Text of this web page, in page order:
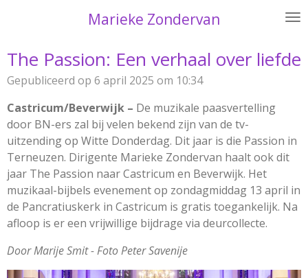
de
hoofdinhoud
Marieke Zondervan
The Passion: Een verhaal over liefde
Gepubliceerd op 6 april 2025 om 10:34
Castricum/Beverwijk – De muzikale paasvertelling
door BN-ers zal bij velen bekend zijn van de tv-
uitzending op Witte Donderdag. Dit jaar is die Passion in
Terneuzen. Dirigente Marieke Zondervan haalt ook dit
jaar The Passion naar Castricum en Beverwijk. Het
muzikaal-bijbels evenement op zondagmiddag 13 april in
de Pancratiuskerk in Castricum is gratis toegankelijk. Na
afloop is er een vrijwillige bijdrage via deurcollecte.
Door Marije Smit - Foto Peter Savenije